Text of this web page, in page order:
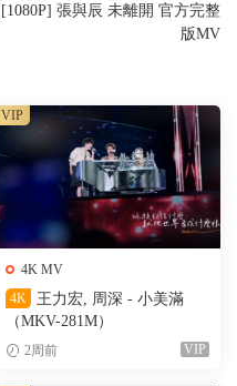
[1080P] 張與辰 未離開 官方完整
版MV
4K MV
4K
王力宏, 周深 - 小美滿
（MKV-281M）
2周前 VIP
VIP